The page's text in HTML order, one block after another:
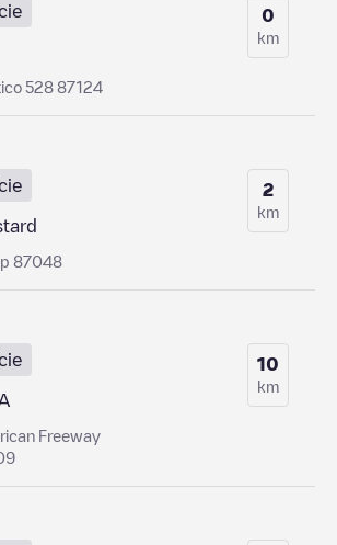
528 87124
0
km
87048
2
km
Freeway
10
km